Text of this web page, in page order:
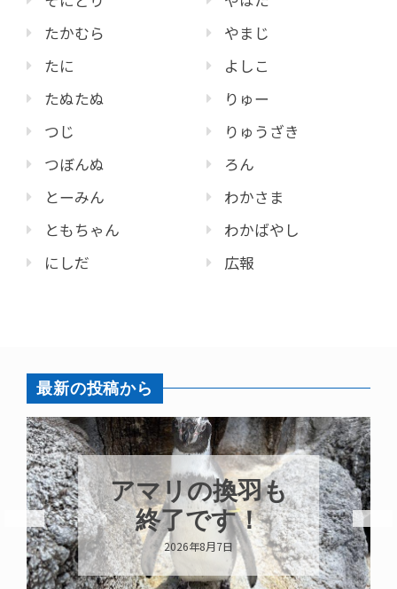
たかむら
たに
たぬたぬ
つじ
つぼんぬ
とーみん
ともちゃん
にしだ
やまじ
よしこ
りゅー
りゅうざき
ろん
わかさま
わかばやし
広報
最新の投稿から
アマリの換羽も
終了です！
2026年8月7日